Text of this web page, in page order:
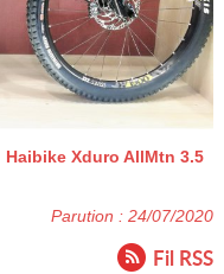
Haibike Xduro AllMtn 3.5
Parution : 24/07/2020
Fil RSS